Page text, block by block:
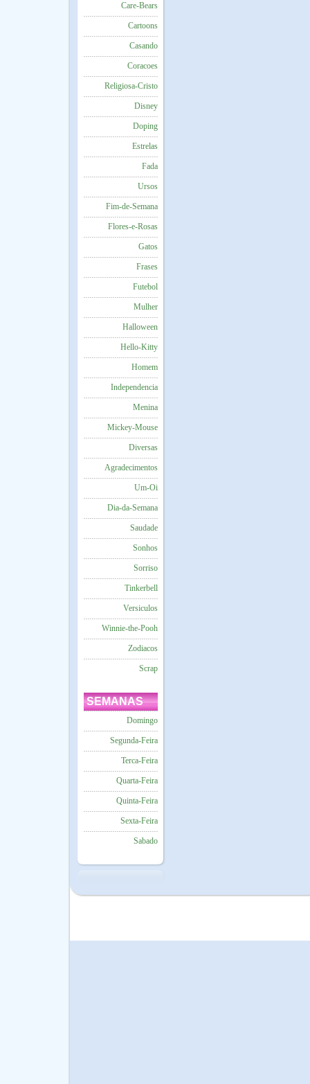
Care-Bears
Cartoons
Casando
Coracoes
Religiosa-Cristo
Disney
Doping
Estrelas
Fada
Ursos
Fim-de-Semana
Flores-e-Rosas
Gatos
Frases
Futebol
Mulher
Halloween
Hello-Kitty
Homem
Independencia
Menina
Mickey-Mouse
Diversas
Agradecimentos
Um-Oi
Dia-da-Semana
Saudade
Sonhos
Sorriso
Tinkerbell
Versiculos
Winnie-the-Pooh
Zodiacos
Scrap
SEMANAS
Domingo
Segunda-Feira
Terca-Feira
Quarta-Feira
Quinta-Feira
Sexta-Feira
Sabado